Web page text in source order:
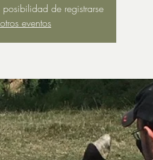
de registrarse
eventos